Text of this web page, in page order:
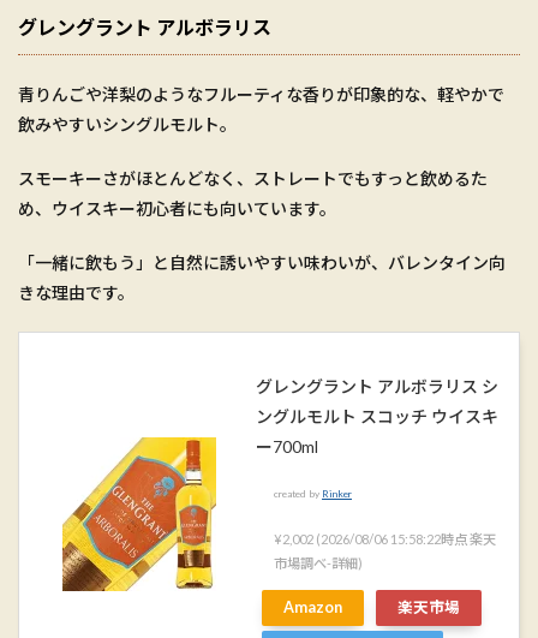
グレングラント アルボラリス
青りんごや洋梨のようなフルーティな香りが印象的な、軽やかで
飲みやすいシングルモルト。
スモーキーさがほとんどなく、ストレートでもすっと飲めるた
め、ウイスキー初心者にも向いています。
「一緒に飲もう」と自然に誘いやすい味わいが、バレンタイン向
きな理由です。
グレングラント アルボラリス シ
ングルモルト スコッチ ウイスキ
ー700ml
created by Rinker
¥2,002 (2026/08/06 15:58:22時点 楽天
市場調べ-詳細)
Amazon 楽天市場